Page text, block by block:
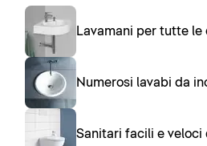
Lavamani per tutte le
Numerosi lavabi da
Sanitari facili e veloci